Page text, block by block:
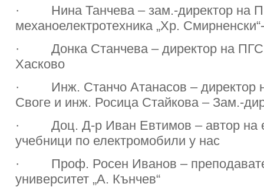
· Нина Танчева – зам.-директор на
механоелектротехника „Хр.
· Донка Станчева – директор на
Хасково
· Инж. Станчо Атанасов – директор
Своге и инж. Росица Стайкова – Зам.-
· Доц. Д-р Иван Евтимов – автор на
учебници по електромобили у нас
· Проф. Росен Иванов –
университет „А. Кънчев“